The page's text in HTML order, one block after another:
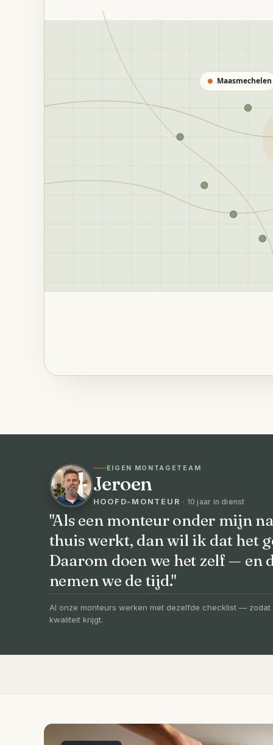
Maasmechelen
EIGEN MONTAGETEAM
Jeroen
HOOFD-MONTEUR · 10 jaar in dienst
"Als een monteur onder mijn
thuis werkt, dan wil ik dat het
Daarom doen we het zelf — en
nemen we de tijd."
Al onze monteurs werken met dezelfde checklist —
kwaliteit krijgt.
VOORHEEN → NA
Uw badkamer,
vernieuwd in